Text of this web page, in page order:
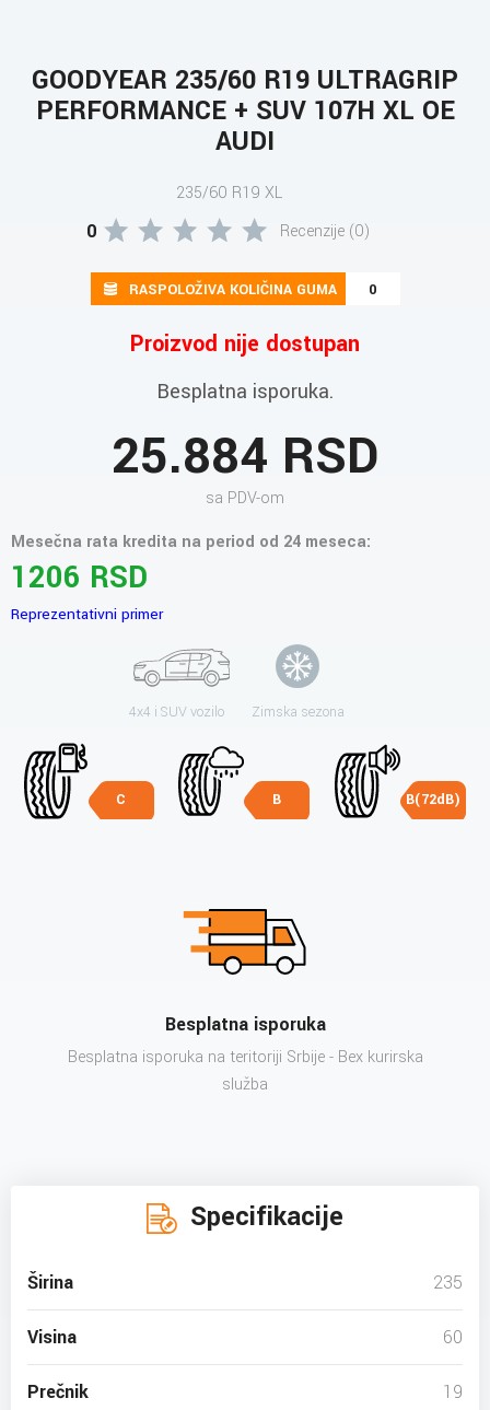
GOODYEAR 235/60 R19 ULTRAGRIP
PERFORMANCE + SUV 107H XL OE
AUDI
235/60 R19 XL
0 Recenzije (0)
RASPOLOŽIVA KOLIČINA GUMA 0
Proizvod nije dostupan
Besplatna isporuka.
25.884 RSD
sa PDV-om
Mesečna rata kredita na period od 24 meseca:
1206 RSD
Reprezentativni primer
4x4 i SUV vozilo Zimska sezona
C B B(72dB)
Besplatna isporuka
Besplatna isporuka na teritoriji Srbije - Bex kurirska
služba
Specifikacije
Širina 235
Visina 60
Prečnik 19